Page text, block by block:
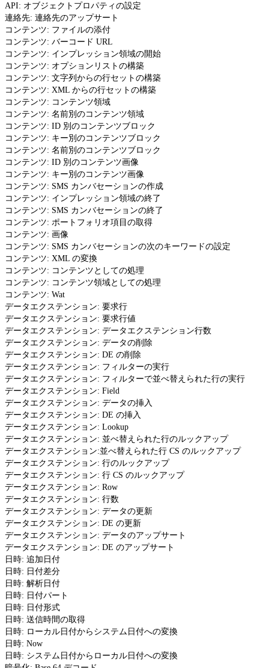
API: オブジェクトプロパティの設定
連絡先: 連絡先のアップサート
コンテンツ: ファイルの添付
コンテンツ: バーコード URL
コンテンツ: インプレッション領域の開始
コンテンツ: オプションリストの構築
コンテンツ: 文字列からの行セットの構築
コンテンツ: XML からの行セットの構築
コンテンツ: コンテンツ領域
コンテンツ: 名前別のコンテンツ領域
コンテンツ: ID 別のコンテンツブロック
コンテンツ: キー別のコンテンツブロック
コンテンツ: 名前別のコンテンツブロック
コンテンツ: ID 別のコンテンツ画像
コンテンツ: キー別のコンテンツ画像
コンテンツ: SMS カンバセーションの作成
コンテンツ: インプレッション領域の終了
コンテンツ: SMS カンバセーションの終了
コンテンツ: ポートフォリオ項目の取得
コンテンツ: 画像
コンテンツ: SMS カンバセーションの次のキーワードの設定
コンテンツ: XML の変換
コンテンツ: コンテンツとしての処理
コンテンツ: コンテンツ領域としての処理
コンテンツ: Wat
データエクステンション: 要求行
データエクステンション: 要求行値
データエクステンション: データエクステンション行数
データエクステンション: データの削除
データエクステンション: DE の削除
データエクステンション: フィルターの実行
データエクステンション: フィルターで並べ替えられた行の実行
データエクステンション: Field
データエクステンション: データの挿入
データエクステンション: DE の挿入
データエクステンション: Lookup
データエクステンション: 並べ替えられた行のルックアップ
データエクステンション:並べ替えられた行 CS のルックアップ
データエクステンション: 行のルックアップ
データエクステンション: 行 CS のルックアップ
データエクステンション: Row
データエクステンション: 行数
データエクステンション: データの更新
データエクステンション: DE の更新
データエクステンション: データのアップサート
データエクステンション: DE のアップサート
日時: 追加日付
日時: 日付差分
日時: 解析日付
日時: 日付パート
日時: 日付形式
日時: 送信時間の取得
日時: ローカル日付からシステム日付への変換
日時: Now
日時: システム日付からローカル日付への変換